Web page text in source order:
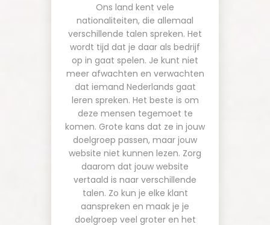
YOUR CART IS EMPTY!
Ons land kent vele
nationaliteiten, die allemaal
verschillende talen spreken. Het
wordt tijd dat je daar als bedrijf
op in gaat spelen. Je kunt niet
meer afwachten en verwachten
dat iemand Nederlands gaat
leren spreken. Het beste is om
deze mensen tegemoet te
komen. Grote kans dat ze in jouw
doelgroep passen, maar jouw
website niet kunnen lezen. Zorg
daarom dat jouw website
vertaald is naar verschillende
talen. Zo kun je elke klant
aanspreken en maak je je
doelgroep veel groter en het